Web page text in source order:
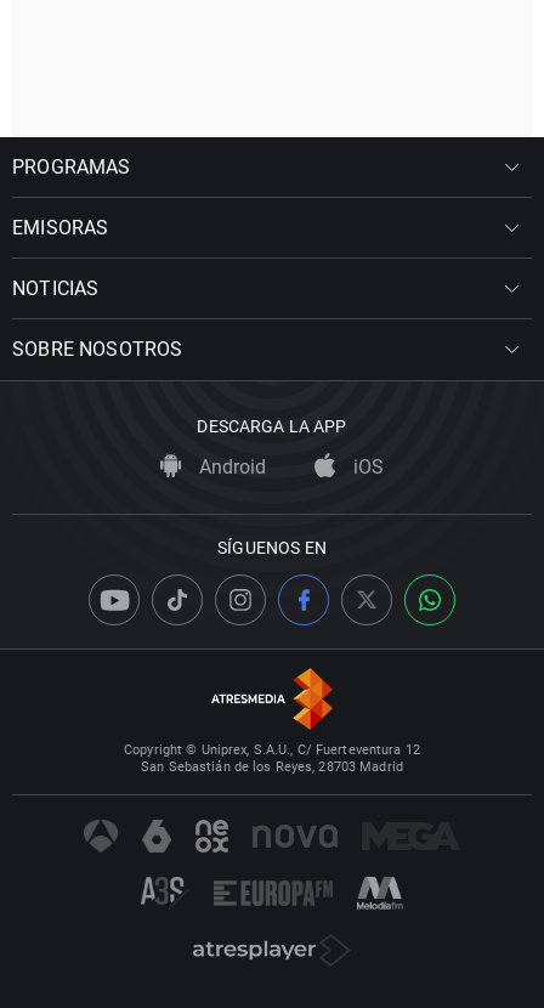
PROGRAMAS
EMISORAS
NOTICIAS
SOBRE NOSOTROS
DESCARGA LA APP
Android iOS
SÍGUENOS EN
Copyright © Uniprex, S.A.U., C/ Fuerteventura 12
San Sebastián de los Reyes, 28703 Madrid